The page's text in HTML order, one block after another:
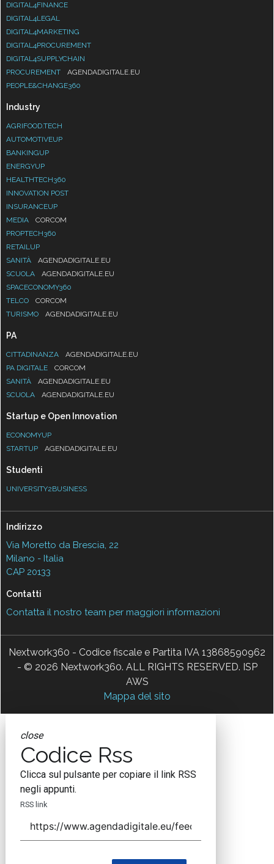
DIGITAL4FINANCE
DIGITAL4LEGAL
DIGITAL4MARKETING
DIGITAL4PROCUREMENT
DIGITAL4SUPPLYCHAIN
PROCUREMENT
AGENDADIGITALE.EU
PEOPLE&CHANGE360
Industry
AGRIFOOD.TECH
AUTOMOTIVEUP
BANKINGUP
ENERGYUP
HEALTHTECH360
INNOVATION POST
INSURANCEUP
MEDIA
CORCOM
PROPTECH360
RETAILUP
SANITÀ
AGENDADIGITALE.EU
SCUOLA
AGENDADIGITALE.EU
SPACECONOMY360
TELCO
CORCOM
TURISMO
AGENDADIGITALE.EU
PA
CITTADINANZA
AGENDADIGITALE.EU
PA DIGITALE
CORCOM
SANITÀ
AGENDADIGITALE.EU
SCUOLA
AGENDADIGITALE.EU
Startup e Open Innovation
ECONOMYUP
STARTUP
AGENDADIGITALE.EU
Studenti
UNIVERSITY2BUSINESS
Indirizzo
Via Moretto da Brescia, 22
Milano - Italia
CAP 20133
Contatti
Contatta il nostro team per maggiori informazioni
Nextwork360 - Codice fiscale e Partita IVA 13868590962
- © 2026 Nextwork360. ALL RIGHTS RESERVED. ISP
AWS
Mappa del sito
close
Codice Rss
Clicca sul pulsante per copiare il link RSS
negli appunti.
RSS link